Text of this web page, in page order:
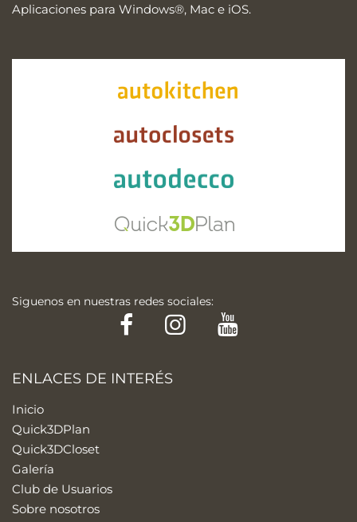
Aplicaciones para Windows®, Mac e iOS.
Siguenos en nuestras redes sociales:
FacebookInstagram
ENLACES DE INTERÉS
Inicio
Quick3DPlan
Quick3DCloset
Galería
Club de Usuarios
Sobre nosotros